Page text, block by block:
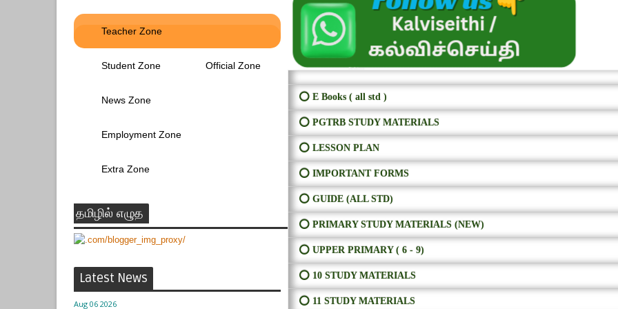
Teacher Zone
Student Zone Official Zone
News Zone
Employment Zone
Extra Zone
தமிழில் எழுத
Latest News
Aug 06 2026
⭕ E Books ( all std )
⭕ PGTRB STUDY MATERIALS
⭕ LESSON PLAN
⭕ IMPORTANT FORMS
⭕ GUIDE (ALL STD)
⭕ PRIMARY STUDY MATERIALS (NEW)
⭕ UPPER PRIMARY ( 6 - 9)
⭕ 10 STUDY MATERIALS
⭕ 11 STUDY MATERIALS